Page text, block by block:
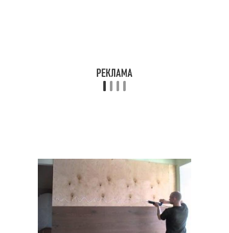
Ламинат с подложкой